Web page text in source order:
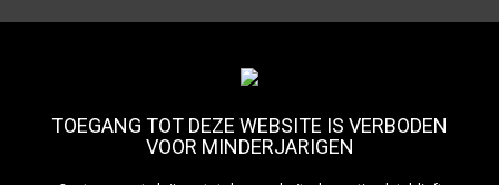
TOEGANG TOT DEZE WEBSITE IS VERBODEN
VOOR MINDERJARIGEN
Cartouche Puff Al Fakher